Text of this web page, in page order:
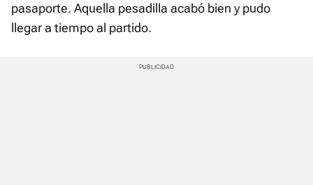
pasaporte. Aquella pesadilla acabó bien y pudo
llegar a tiempo al partido.